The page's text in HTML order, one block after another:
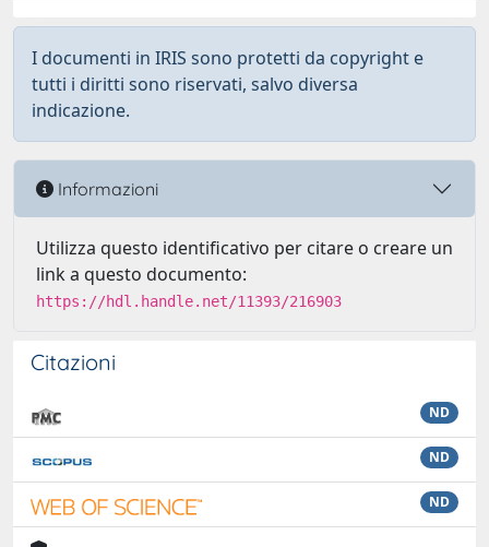
I documenti in IRIS sono protetti da copyright e
tutti i diritti sono riservati, salvo diversa
indicazione.
Informazioni
Utilizza questo identificativo per citare o creare un
link a questo documento:
https://hdl.handle.net/11393/216903
Citazioni
ND
ND
ND